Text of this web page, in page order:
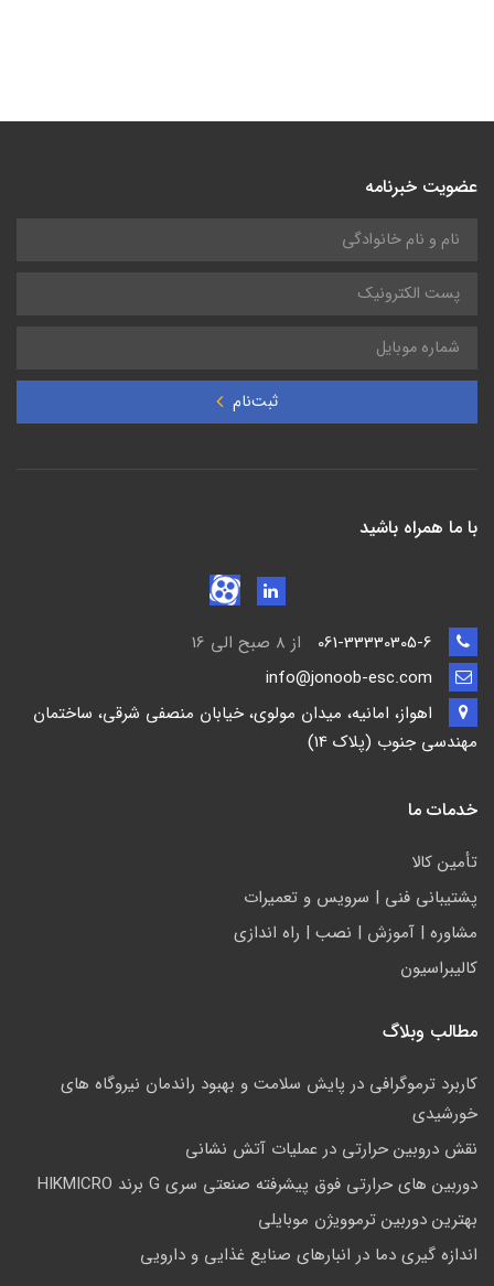
عضویت خبرنامه
ثبت‌نام
با ما همراه باشید
از 8 صبح الی 16
اهواز، امانیه، میدان مولوی، خیابان منصفی شرقی، ساختمان
مهندسی جنوب (پلاک 14)
خدمات ما
تأمين كالا
پشتيباني فني | سرويس و تعمیرات
مشاوره | آموزش | نصب | راه اندازی
کالیبراسیون
مطالب وبلاگ
کاربرد ترموگرافی در پایش سلامت و بهبود راندمان نیروگاه های
خورشیدی
نقش دروبین حرارتی در عملیات آتش نشانی
دوربین های حرارتی فوق پیشرفته صنعتی سری G برند HIKMICRO
بهترین دوربین ترموویژن موبایلی
اندازه گیری دما در انبارهای صنایع غذایی و دارویی